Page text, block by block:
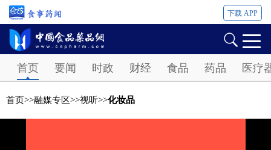
下载 APP
首页 要闻 时政 财经 食品 药品 医疗
首页>>融媒专区>>视听>>化妆品